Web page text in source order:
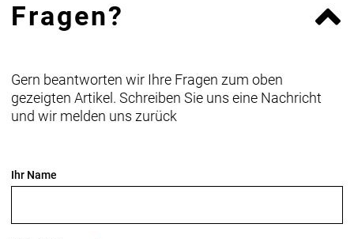
Fragen?
Gern beantworten wir Ihre Fragen zum oben
gezeigten Artikel. Schreiben Sie uns eine Nachricht
und wir melden uns zurück
Ihr Name